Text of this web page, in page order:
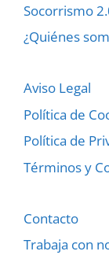
Socorrismo
¿Quiénes
Aviso Legal
Política de
Política de
Términos y
Contacto
Trabaja con